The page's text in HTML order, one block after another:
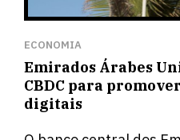
ECONOMIA
Emirados Árabes
CBDC para
digitais